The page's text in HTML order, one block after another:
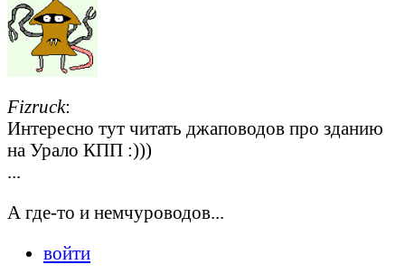
Fizruck:
Интересно тут читать джаповодов про зданию
на Урало КПП :)))
...
А где-то и немчуроводов...
войти